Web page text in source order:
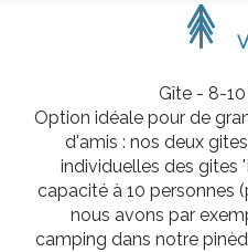
Gîte - 8-
Option idéale pour de
d'amis : nos deux
individuelles des gites
capacité à 10 personnes
nous avons par
camping dans notre